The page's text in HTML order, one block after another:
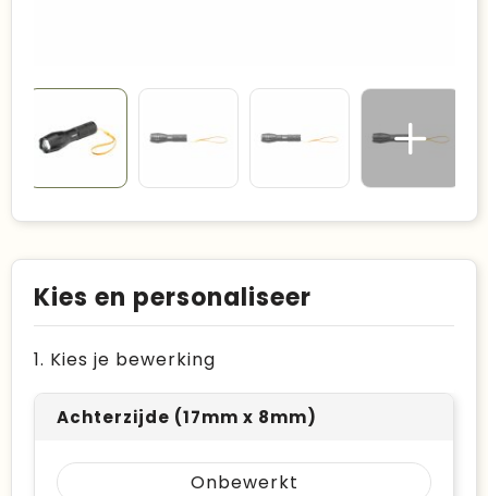
Kies en personaliseer
1. Kies je bewerking
Achterzijde (17mm x 8mm)
Onbewerkt